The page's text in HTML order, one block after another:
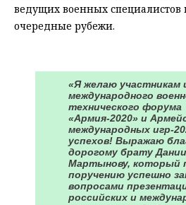
ведущих военных специалистов
очередные рубежи.
«Я желаю участникам
международного
технического форума
«Армия-2020» и
международных игр-
успехов! Выражаю
дорогому брату
Мартынову, который
поручению успешно
вопросами
российских и